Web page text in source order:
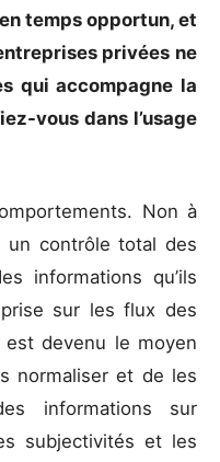
temps opportun, et
privées ne
qui accompagne la
vous dans l’usage
Non à
un contrôle total des
informations qu’ils
sur les flux des
devenu le moyen
normaliser et de les
informations sur
subjectivités et les